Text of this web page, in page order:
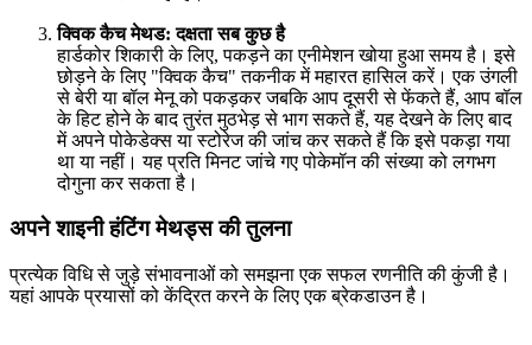
क्विक कैच मेथड: दक्षता सब कुछ है
हार्डकोर शिकारी के लिए, पकड़ने का एनीमेशन खोया हुआ समय है। इसे
छोड़ने के लिए "क्विक कैच" तकनीक में महारत हासिल करें। एक उंगली
से बेरी या बॉल मेनू को पकड़कर जबकि आप दूसरी से फेंकते हैं, आप बॉल
के हिट होने के बाद तुरंत मुठभेड़ से भाग सकते हैं, यह देखने के लिए बाद
में अपने पोकेडेक्स या स्टोरेज की जांच कर सकते हैं कि इसे पकड़ा गया
था या नहीं। यह प्रति मिनट जांचे गए पोकेमॉन की संख्या को लगभग
दोगुना कर सकता है।
अपने शाइनी हंटिंग मेथड्स की तुलना
प्रत्येक विधि से जुड़े संभावनाओं को समझना एक सफल रणनीति की कुंजी है।
यहां आपके प्रयासों को केंद्रित करने के लिए एक ब्रेकडाउन है।